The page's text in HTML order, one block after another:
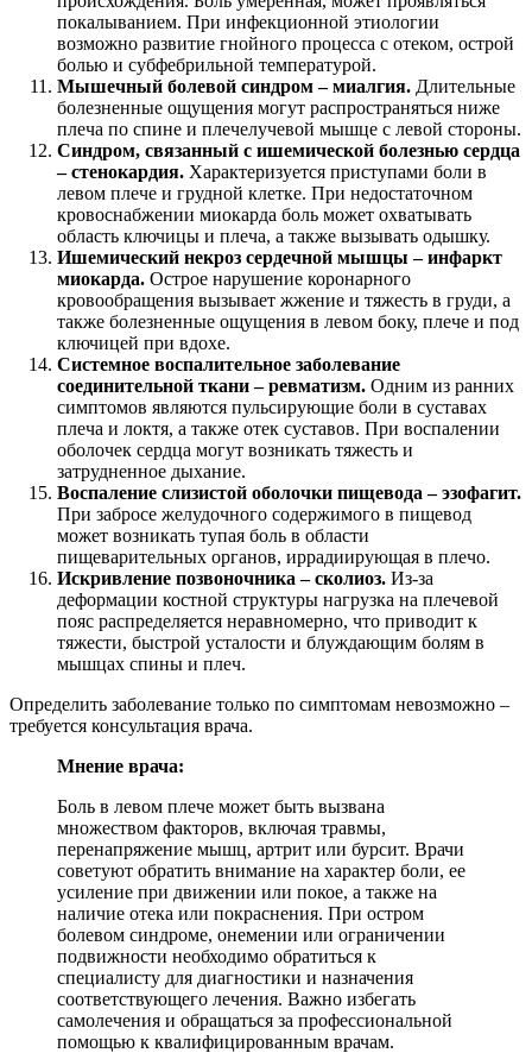
покалыванием. При инфекционной этиологии
возможно развитие гнойного процесса с отеком, острой
болью и субфебрильной температурой.
Мышечный болевой синдром – миалгия. Длительные
болезненные ощущения могут распространяться ниже
плеча по спине и плечелучевой мышце с левой стороны.
Синдром, связанный с ишемической болезнью сердца
– стенокардия. Характеризуется приступами боли в
левом плече и грудной клетке. При недостаточном
кровоснабжении миокарда боль может охватывать
область ключицы и плеча, а также вызывать одышку.
Ишемический некроз сердечной мышцы – инфаркт
миокарда. Острое нарушение коронарного
кровообращения вызывает жжение и тяжесть в груди, а
также болезненные ощущения в левом боку, плече и под
ключицей при вдохе.
Системное воспалительное заболевание
соединительной ткани – ревматизм. Одним из ранних
симптомов являются пульсирующие боли в суставах
плеча и локтя, а также отек суставов. При воспалении
оболочек сердца могут возникать тяжесть и
затрудненное дыхание.
Воспаление слизистой оболочки пищевода – эзофагит.
При забросе желудочного содержимого в пищевод
может возникать тупая боль в области
пищеварительных органов, иррадиирующая в плечо.
Искривление позвоночника – сколиоз. Из-за
деформации костной структуры нагрузка на плечевой
пояс распределяется неравномерно, что приводит к
тяжести, быстрой усталости и блуждающим болям в
мышцах спины и плеч.
Определить заболевание только по симптомам невозможно –
требуется консультация врача.
Мнение врача:
Боль в левом плече может быть вызвана
множеством факторов, включая травмы,
перенапряжение мышц, артрит или бурсит. Врачи
советуют обратить внимание на характер боли, ее
усиление при движении или покое, а также на
наличие отека или покраснения. При остром
болевом синдроме, онемении или ограничении
подвижности необходимо обратиться к
специалисту для диагностики и назначения
соответствующего лечения. Важно избегать
самолечения и обращаться за профессиональной
помощью к квалифицированным врачам.